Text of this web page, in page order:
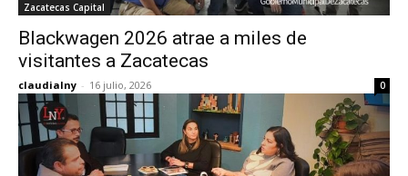
Zacatecas Capital
Blackwagen 2026 atrae a miles de
visitantes a Zacatecas
claudialny - 16 julio, 2026 0